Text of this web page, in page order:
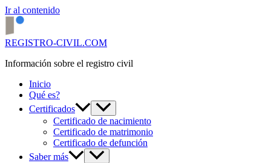
Ir al contenido
REGISTRO-CIVIL.COM
Información sobre el registro civil
Inicio
Qué es?
Certificados
Certificado de nacimiento
Certificado de matrimonio
Certificado de defunción
Saber más